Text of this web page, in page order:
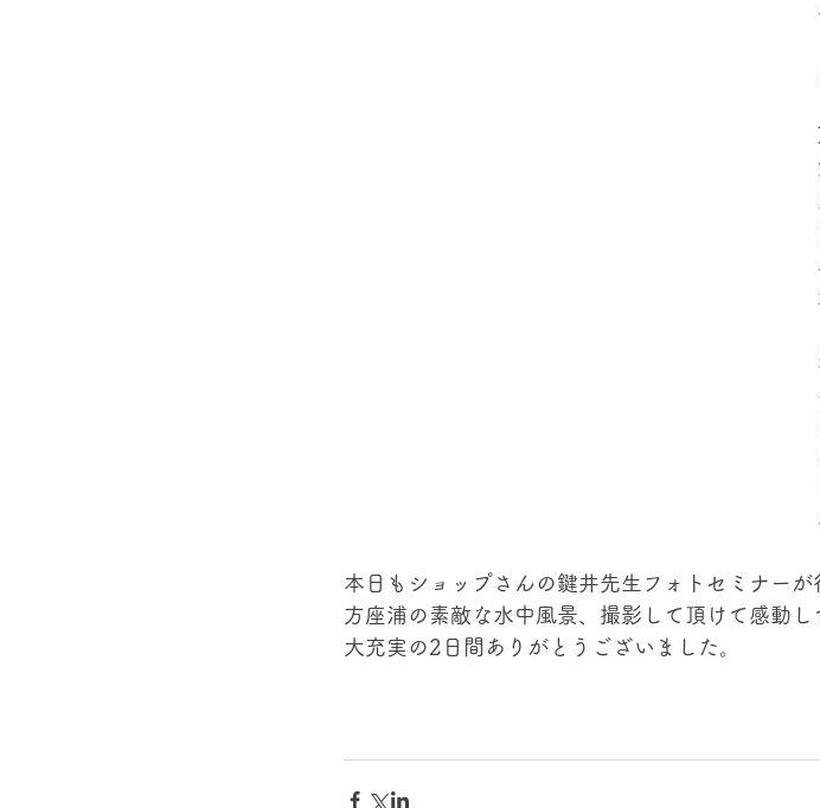
本日もショップさんの鍵井先生フォトセミナーが
方座浦の素敵な水中風景、撮影して頂けて感動し
大充実の2日間ありがとうございました。